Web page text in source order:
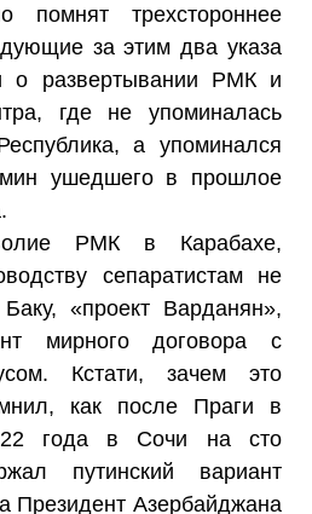
помнят трехстороннее
за этим два указа
о развертывании РМК и
где не упоминалась
а упоминался
ушедшего в прошлое
РМК в Карабахе,
сепаратистам не
«проект Варданян»,
мирного договора с
Кстати, зачем это
как после Праги в
года в Сочи на сто
путинский вариант
Президент Азербайджана